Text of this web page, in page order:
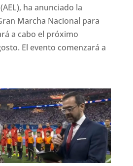
ha anunciado la
Marcha Nacional para
a cabo el próximo
El evento comenzará a